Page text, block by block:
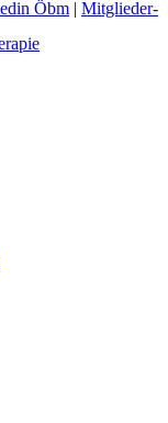
| Mitglieder-